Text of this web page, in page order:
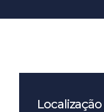
Localização